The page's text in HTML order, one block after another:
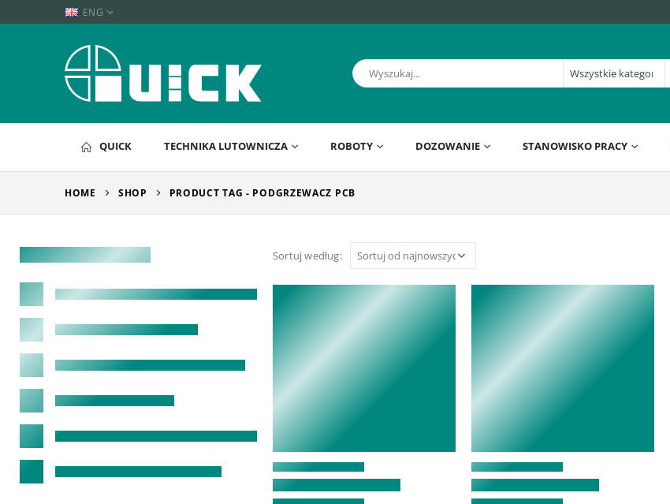
ENG
QUICK TECHNIKA LUTOWNICZA ROBOTY DOZOWANIE STANOWISKO PRACY
HOME SHOP PRODUCT TAG - PODGRZEWACZ PCB
Sortuj według: